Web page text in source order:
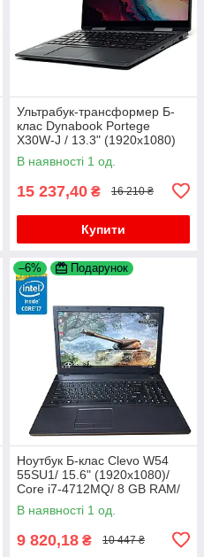
Ультрабук-трансформер Б-
клас Dynabook Portege
X30W-J / 13.3" (1920x1080)
IPS Touch / Intel Core i5-
1135G7 (4 (8) ядра по 2.4 -
В наявності 1 од.
15 237,40 ₴ 16 210 ₴
Купити
–6% Подарунок
Ноутбук Б-клас Clevo W54
55SU1/ 15.6" (1920x1080)/
Core i7-4712MQ/ 8 GB RAM/
128 GB SSD/ HD 4600
В наявності 1 од.
9 820,18 ₴ 10 447 ₴